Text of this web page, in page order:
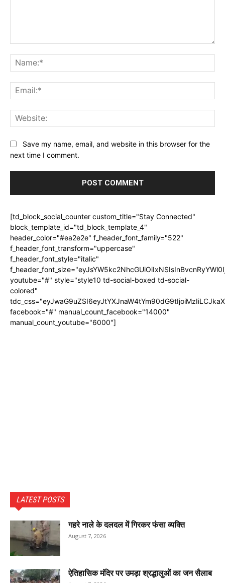
Save my name, email, and website in this browser for the
next time I comment.
[td_block_social_counter custom_title="Stay Connected"
block_template_id="td_block_template_4"
header_color="#ea2e2e" f_header_font_family="522"
f_header_font_transform="uppercase"
f_header_font_style="italic"
youtube="#" style="style10 td-social-boxed td-social-
colored"
facebook="#" manual_count_facebook="14000"
manual_count_youtube="6000"]
LATEST POSTS
गहरे नाले के दलदल में गिरकर फंसा व्यक्ति
August 7, 2026
ऐतिहासिक मंदिर पर उमड़ा श्रद्धालुओं का जन सैलाब